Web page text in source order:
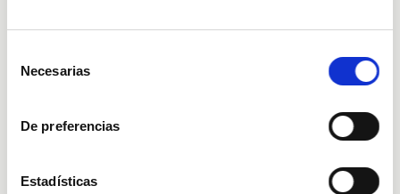
Necesarias
De preferencias
Estadísticas
Destaquem
Club Empreses
Club Treballadors i Treballadores